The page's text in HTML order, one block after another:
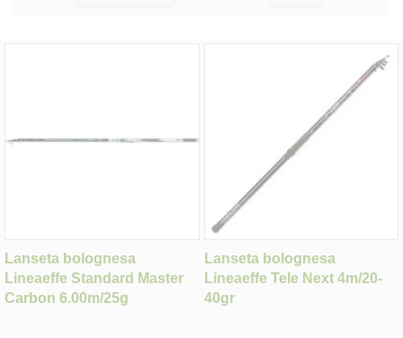
Lanseta bolognesa
Lineaeffe Standard Master
Carbon 6.00m/25g
Lanseta bolognesa
Lineaeffe Tele Next 4m/20-
40gr